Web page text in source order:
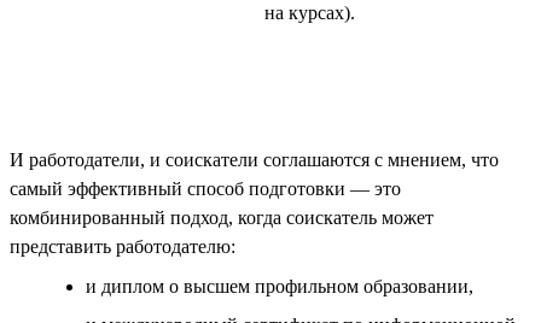
на курсах).
И работодатели, и соискатели соглашаются с мнением, что
самый эффективный способ подготовки — это
комбинированный подход, когда соискатель может
представить работодателю:
и диплом о высшем профильном образовании,